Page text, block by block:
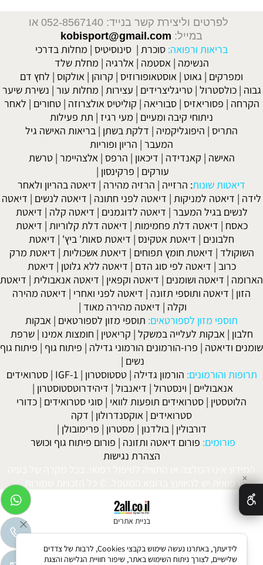
לפרטים וליצירת קשר בנייד: 052-8567140
או
במייל: kobisport@gmail.com
בריאות ורפואה: סוכרת | סינוסיטיס | מחלות בדרכי
הנשימה | אסטמה | אלרגיה | מחלת שלד
ומפרקים | גאוט | אוסטאופורוזיס | קרוהן | אולקוס | לחץ דם
גבוה |כולסטרול |טריגליצרידים | עצירות | מחלות עור | נשירת שיער
הקרחה | פסוריאזיס |סבוריאה | קוליטיס אולצרוזה |טחורים | לאחר
ניתוחי קיבה ומעיים | מעי רגיז | תת פעילות
התריס | היפוגליקמיה | דלקת בשתן | בריאות האישה גיל
המעבר | הריון ופוריות
האישה | קאנדידה | דיכאון | הרפס | אלצהיימר |טרשת
עורקים | פרקינסון |
דיאטות שונות: הרזייה | הרזיה מהירה | דיאטה בהריון ולאחר
לידה | דיאטה למניקות | דיאטה לפני חתונה | דיאטה לנשים | דיאטה
לנשים בגיל המעבר | דיאטה לדוגמנים | דיאטה קלה | דיאטת
כאסח | דיאטה דלת פחמימות | דיאטה דלת קלוריות | דיאטת
חלבונים | דיאטת אטקינס | דיאטת סאות' ביץ' | דיאטת
השוקולד | דיאטת חומץ תפוחים | דיאטת אשכוליות | דיאטת מרק
כרוב | דיאטה לפי סוג הדם | דיאטה ללא גלוטן | דיאטת
הארומה | דיאטה ושומנים | דיאטה וקפאין | דיאטה אנאבולית | דיאטת
הזון | דיאטה ותוספי תזונה | דיאטה לפני ואחרי | דיאטה מהירה
וקלה | דיאטה מהירה מאוד |
תוספי מזון לספורטאים: תוספי מזון לספורטאים | אבקות
חלבון | אבקות לעלייה במשקל | קריאטין | חומצות אמינו |שרפת
שומנים ודיאטה | פרו-הורמונים הורמוני גדילה | פיתוח גוף | פיתוח גוף
נשים |
תרופות והורמונים: הורמון גדילה |טסטוסטרון |
IGF-1
|סטרואידים
אנאבוליים | וינסטרול | דיאנבול | דיהידרוטסטוסטרון |
הלוטסטין | סטרואידים תופעות לוואי | סוגי סטרואידים | כדורי
סטרואידים | אוקסנדרולון | דקה
דורבולין | בולדנון | מסטרון | פרימובולן |
פורומים: פורום דיאטה ותזונה | פורום פיתוח גוף וכושר
הצהרת נגישות
המידע אינו המלצה או התוויה לטיפול רפואי. בכל מקרה של בעיה
רפואית יש להיוועץ ברופא המטפל. © כל הזכויות שמורות.
בניית אתרים
✕
לידיעתך, באתרנו נעשה שימוש בקבצי Cookies, לרבות של צדדים
שלישיים, לצורך ניתוח השימוש באתר, שיפור חוויית הגלישה והצגת